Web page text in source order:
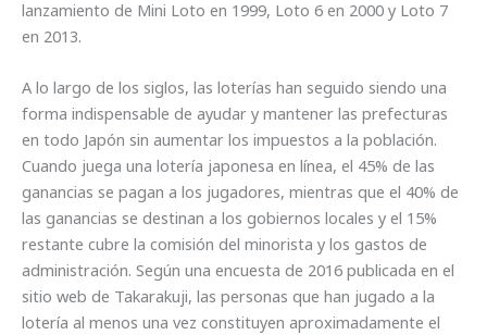
lanzamiento de Mini Loto en 1999, Loto 6 en 2000 y Loto 7
en 2013.
A lo largo de los siglos, las loterías han seguido siendo una
forma indispensable de ayudar y mantener las prefecturas
en todo Japón sin aumentar los impuestos a la población.
Cuando juega una lotería japonesa en línea, el 45% de las
ganancias se pagan a los jugadores, mientras que el 40% de
las ganancias se destinan a los gobiernos locales y el 15%
restante cubre la comisión del minorista y los gastos de
administración. Según una encuesta de 2016 publicada en el
sitio web de Takarakuji, las personas que han jugado a la
lotería al menos una vez constituyen aproximadamente el